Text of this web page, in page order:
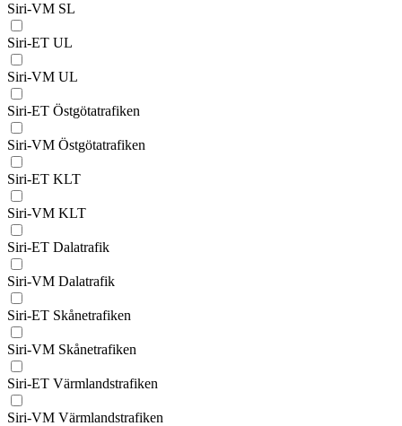
Siri-VM SL
Siri-ET UL
Siri-VM UL
Siri-ET Östgötatrafiken
Siri-VM Östgötatrafiken
Siri-ET KLT
Siri-VM KLT
Siri-ET Dalatrafik
Siri-VM Dalatrafik
Siri-ET Skånetrafiken
Siri-VM Skånetrafiken
Siri-ET Värmlandstrafiken
Siri-VM Värmlandstrafiken